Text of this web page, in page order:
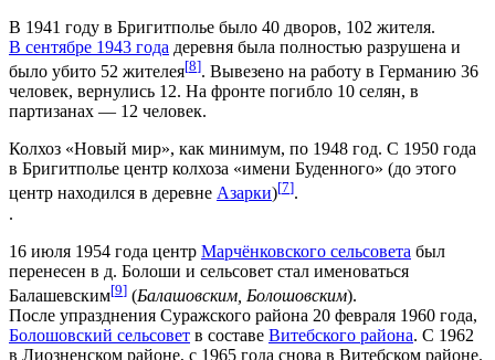
В 1941 году в Бригитполье было 40 дворов, 102 жителя.
В сентябре 1943 года деревня была полностью разрушена и
было убито 52 жителея[8]. Вывезено на работу в Германию 36
человек, вернулись 12. На фронте погибло 10 селян, в
партизанах — 12 человек.
Колхоз «Новый мир», как минимум, по 1948 год. С 1950 года
в Бригитполье центр колхоза «имени Буденного» (до этого
центр находился в деревне Азарки)[7].
.
16 июля 1954 года центр Марчёнковского сельсовета был
перенесен в д. Болоши и сельсовет стал именоваться
Балашевским[9] (Балашовским, Болошовским).
После упразднения Суражского района 20 февраля 1960 года,
Болошовский сельсовет в составе Витебского района. С 1962
в Лиозненском районе, с 1965 года снова в Витебском районе.